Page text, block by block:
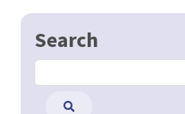
Search